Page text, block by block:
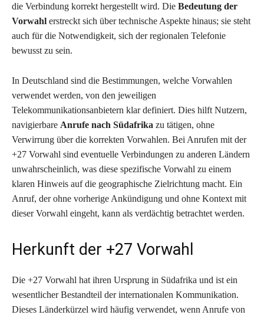
die Verbindung korrekt hergestellt wird. Die Bedeutung der
Vorwahl erstreckt sich über technische Aspekte hinaus; sie steht
auch für die Notwendigkeit, sich der regionalen Telefonie
bewusst zu sein.
In Deutschland sind die Bestimmungen, welche Vorwahlen
verwendet werden, von den jeweiligen
Telekommunikationsanbietern klar definiert. Dies hilft Nutzern,
navigierbare Anrufe nach Südafrika zu tätigen, ohne
Verwirrung über die korrekten Vorwahlen. Bei Anrufen mit der
+27 Vorwahl sind eventuelle Verbindungen zu anderen Ländern
unwahrscheinlich, was diese spezifische Vorwahl zu einem
klaren Hinweis auf die geographische Zielrichtung macht. Ein
Anruf, der ohne vorherige Ankündigung und ohne Kontext mit
dieser Vorwahl eingeht, kann als verdächtig betrachtet werden.
Herkunft der +27 Vorwahl
Die +27 Vorwahl hat ihren Ursprung in Südafrika und ist ein
wesentlicher Bestandteil der internationalen Kommunikation.
Dieses Länderkürzel wird häufig verwendet, wenn Anrufe von